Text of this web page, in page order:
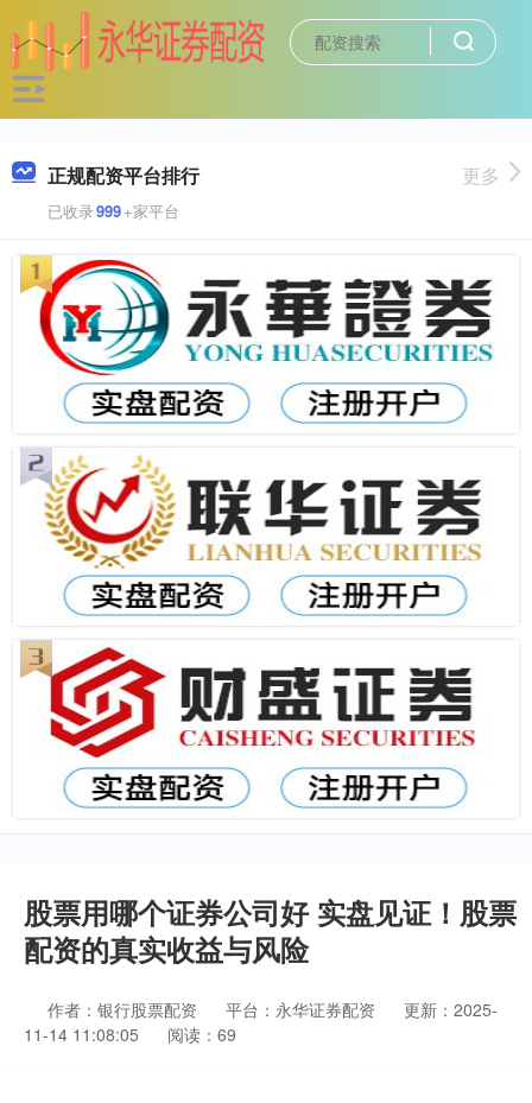
正规配资平台排行
已收录999+家平台
更多
股票用哪个证券公司好 实盘见证！股票
配资的真实收益与风险
作者：银行股票配资 平台：永华证券配资
更新：2025-
11-14 11:08:05
阅读：69